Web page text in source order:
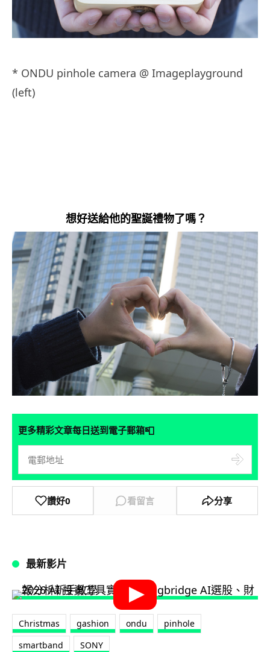
* ONDU pinhole camera @ Imageplayground
(left)
想好送給他的聖誕禮物了嗎？
更多精彩文章每日送到電子郵箱📮
讚好0 看留言 分享
最新影片
Christmas gashion ondu
pinhole
smartband
SONY